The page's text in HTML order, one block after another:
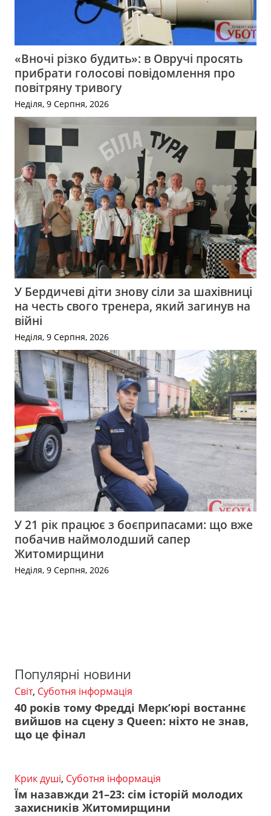
«Вночі різко будить»: в Овручі просять
прибрати голосові повідомлення про
повітряну тривогу
Неділя, 9 Серпня, 2026
У Бердичеві діти знову сіли за шахівниці
на честь свого тренера, який загинув на
війні
Неділя, 9 Серпня, 2026
У 21 рік працює з боєприпасами: що вже
побачив наймолодший сапер
Житомирщини
Неділя, 9 Серпня, 2026
Популярні новини
Світ, Суботня інформація
40 років тому Фредді Мерк’юрі востаннє
вийшов на сцену з Queen: ніхто не знав,
що це фінал
Крик душі, Суботня інформація
Їм назавжди 21–23: сім історій молодих
захисників Житомирщини